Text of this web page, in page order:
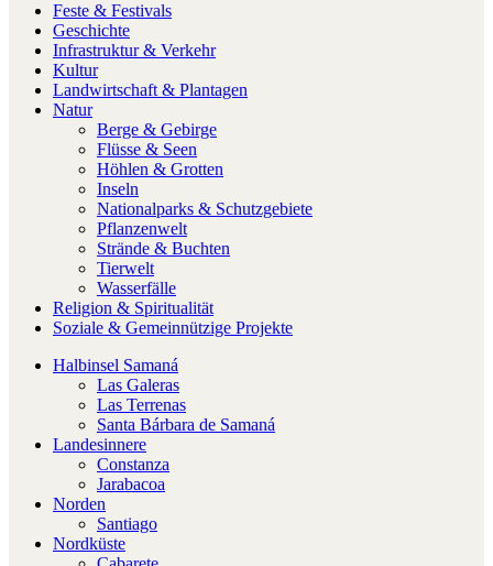
Feste & Festivals
Geschichte
Infrastruktur & Verkehr
Kultur
Landwirtschaft & Plantagen
Natur
Berge & Gebirge
Flüsse & Seen
Höhlen & Grotten
Inseln
Nationalparks & Schutzgebiete
Pflanzenwelt
Strände & Buchten
Tierwelt
Wasserfälle
Religion & Spiritualität
Soziale & Gemeinnützige Projekte
Halbinsel Samaná
Las Galeras
Las Terrenas
Santa Bárbara de Samaná
Landesinnere
Constanza
Jarabacoa
Norden
Santiago
Nordküste